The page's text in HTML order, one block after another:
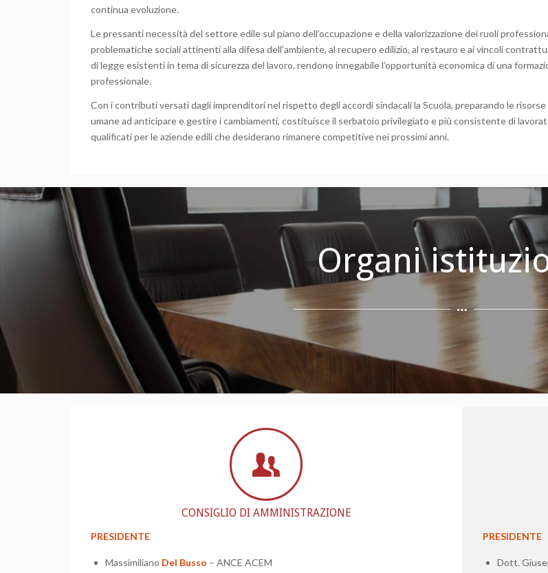
continua evoluzione.
Le pressanti necessità del settore edile sul piano dell’occupazione e della valorizzazione dei ruoli
problematiche sociali attinenti alla difesa dell’ambiente, al recupero edilizio, al restauro e ai vincoli
di legge esistenti in tema di sicurezza del lavoro, rendono innegabile l’opportunità economica di una
professionale.
Con i contributi versati dagli imprenditori nel rispetto degli accordi sindacali la Scuola, preparando le risorse
umane ad anticipare e gestire i cambiamenti, costituisce il serbatoio privilegiato e più consistente di
qualificati per le aziende edili che desiderano rimanere competitive nei prossimi anni.
Organi
CONSIGLIO DI AMMINISTRAZIONE
PRESIDENTE
Massimiliano Del Busso – ANCE ACEM
PRESIDENTE
Dott.